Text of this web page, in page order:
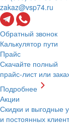
zakaz@vsp74.ru
Обратный звонок
Калькулятор пути
Прайс
Скачайте полный
прайс-лист или
Подробнее
Акции
Скидки и выгодные
и постоянных